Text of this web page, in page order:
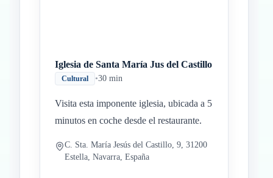
Iglesia de Santa María Jus del Castillo
Cultural •30 min
Visita esta imponente iglesia, ubicada a 5
minutos en coche desde el restaurante.
C. Sta. María Jesús del Castillo, 9, 31200
Estella, Navarra, España